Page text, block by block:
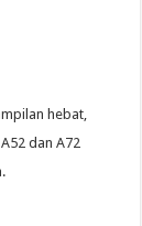
hebat,
dan A72